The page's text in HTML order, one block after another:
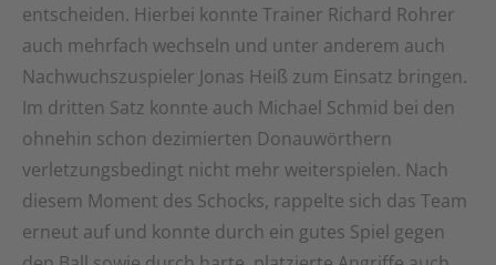
entscheiden. Hierbei konnte Trainer Richard Rohrer
auch mehrfach wechseln und unter anderem auch
Nachwuchszuspieler Jonas Heiß zum Einsatz bringen.
Im dritten Satz konnte auch Michael Schmid bei den
ohnehin schon dezimierten Donauwörthern
verletzungsbedingt nicht mehr weiterspielen. Nach
diesem Moment des Schocks, rappelte sich das Team
erneut auf und konnte durch ein gutes Spiel gegen